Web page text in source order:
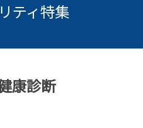
ティ特集
康診断